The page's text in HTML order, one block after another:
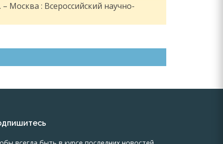
Москва : Всероссийский научно-